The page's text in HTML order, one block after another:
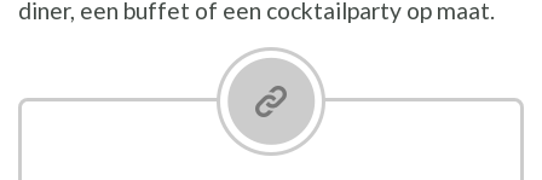
diner, een buffet of een cocktailparty op maat.